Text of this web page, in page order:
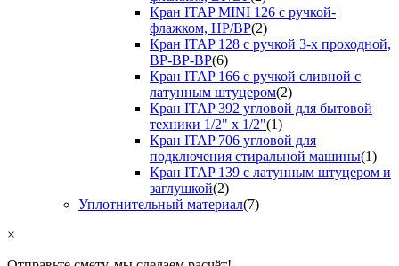
Кран ITAP MINI 126 с ручкой-
флажком, НР/ВР(2)
Кран ITAP 128 с ручкой 3-х проходной,
ВР-ВР-ВР(6)
Кран ITAP 166 с ручкой сливной с
латунным штуцером(2)
Кран ITAP 392 угловой для бытовой
техники 1/2" х 1/2"(1)
Кран ITAP 706 угловой для
подключения стиральной машины(1)
Кран ITAP 139 с латунным штуцером и
заглушкой(2)
Уплотнительный материал(7)
×